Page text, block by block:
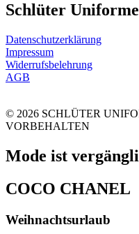
Schlüter
Datenschutzerklärung
Impressum
Widerrufsbelehrung
AGB
© 2026 SCHLÜTER
VORBEHALTEN
Mode ist
COCO CHANEL
Weihnachtsurlaub